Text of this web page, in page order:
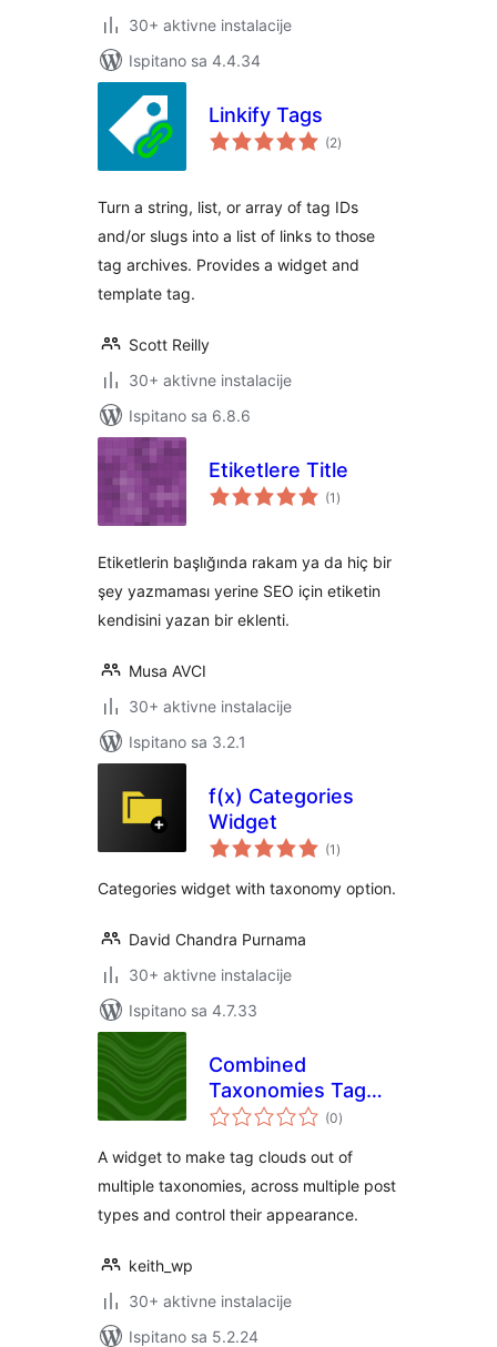
30+ aktivne instalacije
Ispitano sa 4.4.34
Linkify Tags
(2ukupna
ocijena
)
Turn a string, list, or array of tag IDs
and/or slugs into a list of links to those
tag archives. Provides a widget and
template tag.
Scott Reilly
30+ aktivne instalacije
Ispitano sa 6.8.6
Etiketlere Title
(1 ukupna
ocijena
)
Etiketlerin başlığında rakam ya da hiç bir
şey yazmaması yerine SEO için etiketin
kendisini yazan bir eklenti.
Musa AVCI
30+ aktivne instalacije
Ispitano sa 3.2.1
f(x) Categories
Widget
(1 ukupna
ocijena
)
Categories widget with taxonomy option.
David Chandra Purnama
30+ aktivne instalacije
Ispitano sa 4.7.33
Combined
Taxonomies Tag
Cloud
(0ukupna
ocijena
)
A widget to make tag clouds out of
multiple taxonomies, across multiple post
types and control their appearance.
keith_wp
30+ aktivne instalacije
Ispitano sa 5.2.24